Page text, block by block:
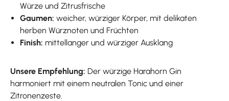
Würze und Zitrusfrische
Gaumen: weicher, würziger Körper, mit delikaten
herben Würznoten und Früchten
Finish: mittellanger und würziger Ausklang
Unsere Empfehlung: Der würzige Harahorn Gin
harmoniert mit einem neutralen Tonic und einer
Zitronenzeste.